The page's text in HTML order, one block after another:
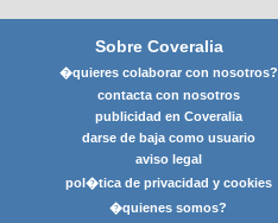
Sobre Coveralia
�quieres colaborar con nosotros?
contacta con nosotros
publicidad en Coveralia
darse de baja como usuario
aviso legal
pol�tica de privacidad y cookies
�quienes somos?